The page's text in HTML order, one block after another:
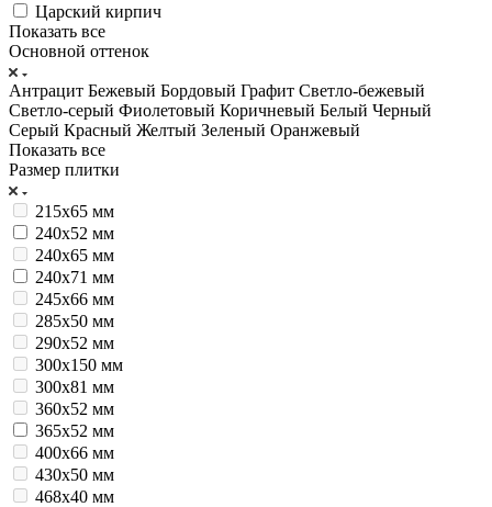
Царский кирпич
Показать все
Основной оттенок
Антрацит Бежевый Бордовый Графит Светло-бежевый
Светло-серый Фиолетовый Коричневый Белый Черный
Серый Красный Желтый Зеленый Оранжевый
Показать все
Размер плитки
215х65 мм
240x52 мм
240x65 мм
240x71 мм
245х66 мм
285х50 мм
290x52 мм
300х150 мм
300х81 мм
360x52 мм
365x52 мм
400х66 мм
430х50 мм
468x40 мм